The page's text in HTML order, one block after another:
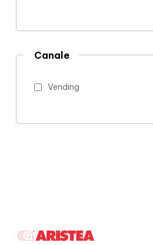
Canale
Vending